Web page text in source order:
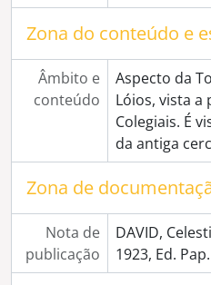
Zona do conteúdo e
Âmbito e
conteúdo
Aspecto da
Lóios, vista
Colegiais. É
da antiga
Zona de
Nota de
publicação
DAVID,
1923, Ed.